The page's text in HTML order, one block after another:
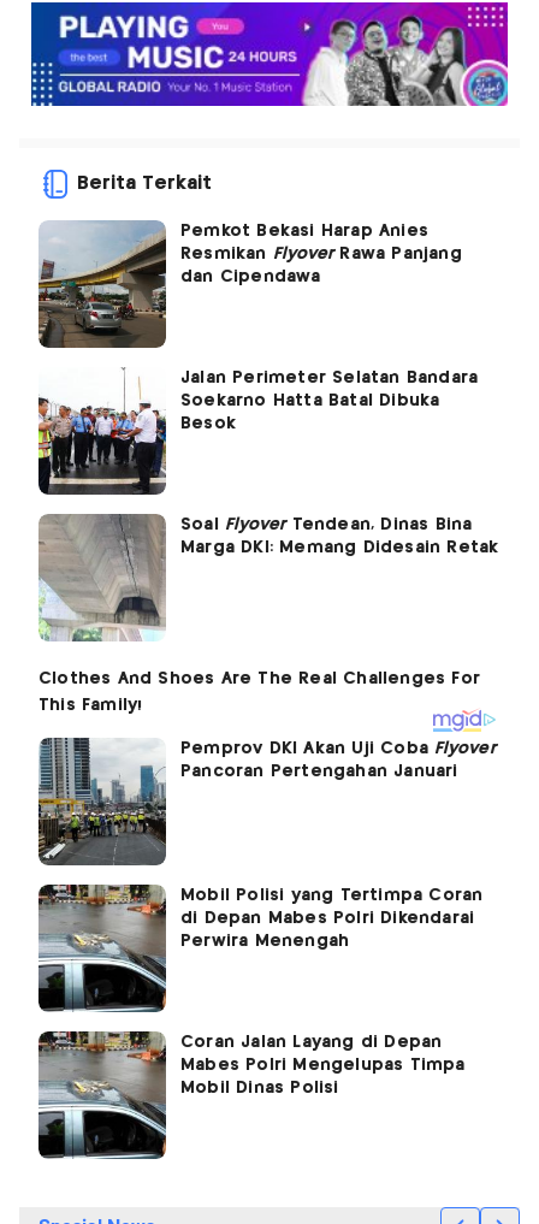
Berita Terkait
Pemkot Bekasi Harap Anies
Resmikan FlyoverRawa Panjang
dan Cipendawa
Jalan Perimeter Selatan Bandara
Soekarno Hatta Batal Dibuka
Besok
Soal FlyoverTendean, Dinas Bina
Marga DKI: Memang Didesain Retak
Pemprov DKI Akan Uji Coba Flyover
Pancoran Pertengahan Januari
Mobil Polisi yang Tertimpa Coran
di Depan Mabes Polri Dikendarai
Perwira Menengah
Coran Jalan Layang di Depan
Mabes Polri Mengelupas Timpa
Mobil Dinas Polisi